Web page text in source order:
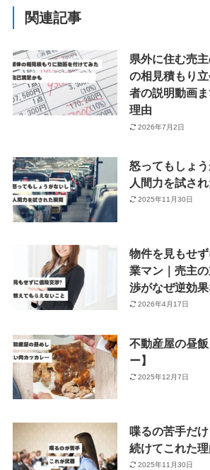
関連記事
県外に住む売
の相見積もり
者の説明動画
理由
2026年7月2日
怒ってもしょ
人間力を試さ
2025年11月30日
物件を見もせ
業マン｜売主
渉がなぜ逆効
2026年4月17日
不動産屋の昼
ー】
2025年12月7日
喋るの苦手だ
続けてこれた理
2025年11月30日